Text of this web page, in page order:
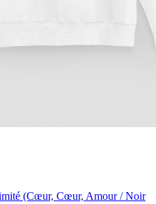
(Cœur, Cœur, Amour / Noir